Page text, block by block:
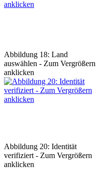
Abbildung 18: Land
auswählen - Zum Vergrößern
anklicken
Abbildung 20: Identität
verifiziert - Zum Vergrößern
anklicken